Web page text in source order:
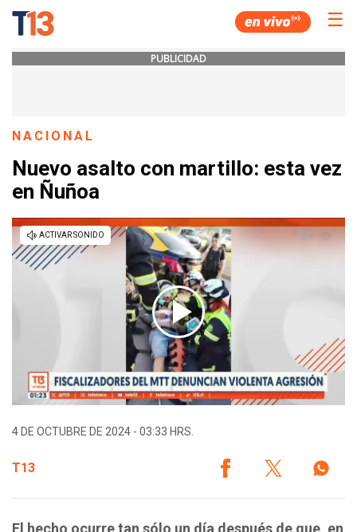
☰
PUBLICIDAD
NACIONAL
Nuevo asalto con martillo: esta vez
en Ñuñoa
4 DE OCTUBRE DE 2024 - 03:33 HRS.
T13
El hecho ocurre tan sólo un día después de que, en